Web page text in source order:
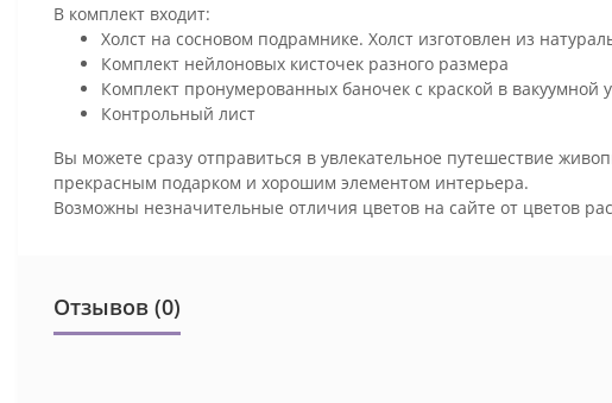
В комплект входит:
Холст на сосновом подрамнике. Холст изготовлен из
Комплект нейлоновых кисточек разного размера
Комплект пронумерованных баночек с краской в вакуумной
Контрольный лист
Вы можете сразу отправиться в увлекательное путешествие
прекрасным подарком и хорошим элементом интерьера.
Возможны незначительные отличия цветов на сайте от цветов
Отзывов (0)